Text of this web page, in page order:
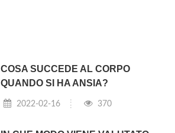
COSA SUCCEDE AL CORPO
QUANDO SI HA ANSIA?
2022-02-16 370